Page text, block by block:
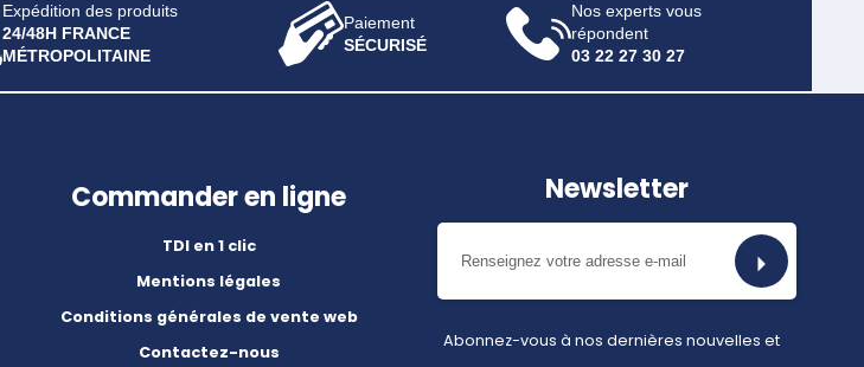
Expédition des produits
24/48H FRANCE
MÉTROPOLITAINE
Paiement
SÉCURISÉ
Nos experts vous
répondent
03 22 27 30 27
Commander en ligne
TDI en 1 clic
Mentions légales
Conditions générales de vente web
Contactez-nous
Newsletter
Abonnez-vous à nos dernières nouvelles et